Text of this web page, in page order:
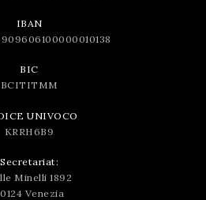
IBAN
BIC
BCITITMM
UNIVOCO
KRRH6B9
Secretariat:
Minelli 1892
Venezia